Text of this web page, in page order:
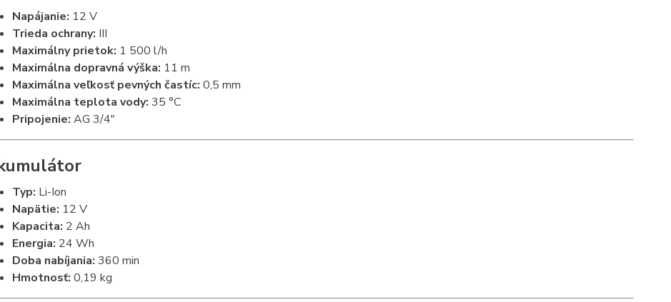
Napájanie: 12 V
Trieda ochrany: III
Maximálny prietok: 1 500 l/h
Maximálna dopravná výška: 11 m
Maximálna veľkosť pevných častíc: 0,5 mm
Maximálna teplota vody: 35 °C
Pripojenie: AG 3/4"
Typ: Li-Ion
Napätie: 12 V
Kapacita: 2 Ah
Energia: 24 Wh
Doba nabíjania: 360 min
Hmotnosť: 0,19 kg